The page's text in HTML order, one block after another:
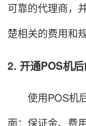
可靠的代理商，
楚相关的费用和
2. 开通POS机后
使用POS机后
面：保证金、费